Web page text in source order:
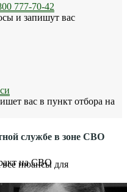
777-70-42
и запишут вас
вас в пункт отбора на
службе в зоне СВО
на СВО
время службы?